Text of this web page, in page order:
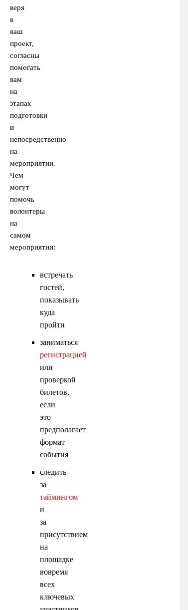
веря
в
ваш
проект,
согласны
помогать
вам
на
этапах
подготовки
и
непосредственно
на
мероприятии.
Чем
могут
помочь
волонтеры
на
самом
мероприятии:
встречать
гостей,
показывать
куда
пройти
заниматься
регистрацией
или
проверкой
билетов,
если
это
предполагает
формат
события
следить
за
таймингом
и
за
присутствием
на
площадке
вовремя
всех
ключевых